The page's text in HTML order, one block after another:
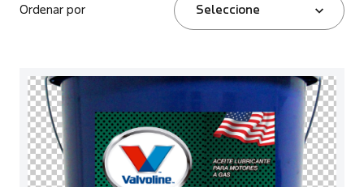
Ordenar por Seleccione